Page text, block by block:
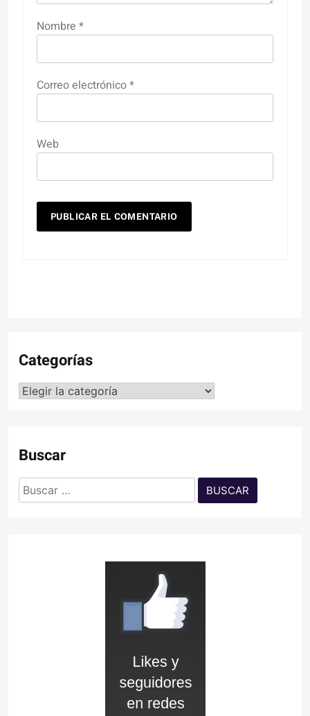
Nombre *
Correo electrónico*
Web
Categorías
Categorías
Buscar
Buscar: